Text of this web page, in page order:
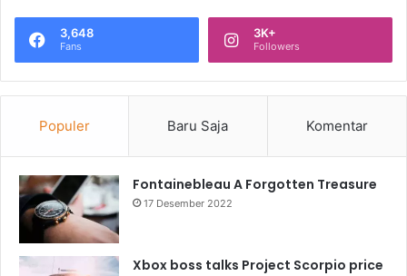
3,648
Fans
3K+
Followers
Populer Baru Saja Komentar
Fontainebleau A Forgotten Treasure
17 Desember 2022
Xbox boss talks Project Scorpio price